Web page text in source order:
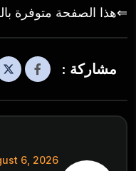
⇐هذا الصفحة متوفرة
مشاركة :
6, 2026